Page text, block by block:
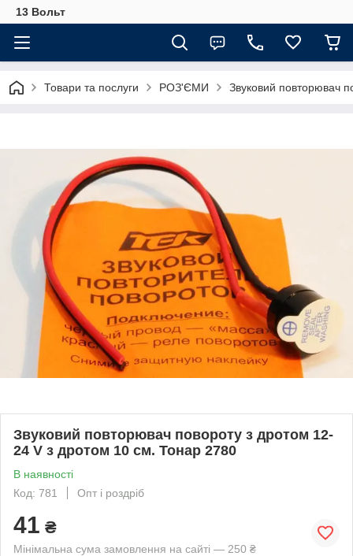
13 Вольт
Товари та послуги РОЗ'ЄМИ Звуковий повторювач
Звуковий повторювач повороту з дротом 12-
24 V з дротом 10 см. Тонар 2780
В наявності
Код: 781
Опт і роздріб
41 ₴
Мінімальна сума замовлення на сайті — 250 ₴